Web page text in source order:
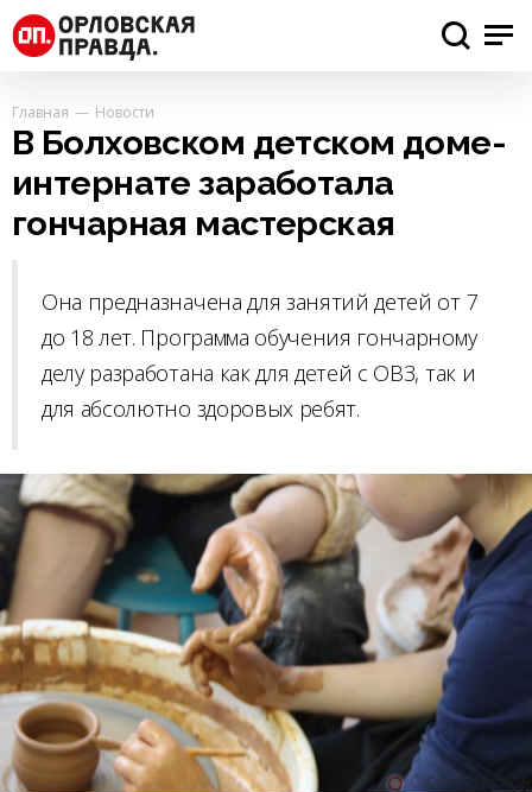
Главная Новости
В Болховском детском доме-
интернате заработала
гончарная мастерская
Она предназначена для занятий детей от 7
до 18 лет. Программа обучения гончарному
делу разработана как для детей с ОВЗ, так и
для абсолютно здоровых ребят.